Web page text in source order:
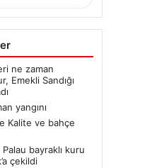
ne zaman
Emekli Sandığı
yangını
Kalite ve bahçe
bayraklı kuru
çekildi